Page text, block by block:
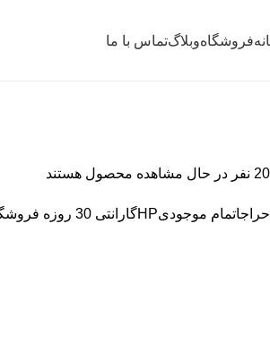
فروشگاهوبلاگتماس با ما
20 نفر در حال مشاهده محصول هستند
حراجاتمام موجودیHPگارانتی 30 روزه فروشگاه آفلپ